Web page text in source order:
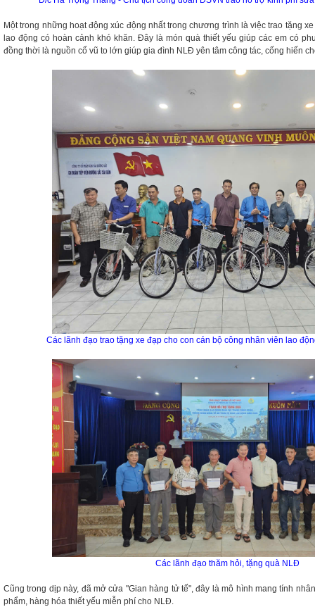
Một trong những hoạt động xúc động nhất trong chương trình là việc trao tặng
lao động có hoàn cảnh khó khăn. Đây là món quà thiết yếu giúp các em có
đồng thời là nguồn cổ vũ to lớn giúp gia đình NLĐ yên tâm công tác, cống hiến
Các lãnh đạo trao tặng xe đạp cho con cán bộ công nhân viên lao
Các lãnh đạo thăm hỏi, tặng quà NLĐ
Cũng trong dịp này, đã mở cửa "Gian hàng tử tế", đây là mô hình mang tính
phẩm, hàng hóa thiết yếu miễn phí cho NLĐ.